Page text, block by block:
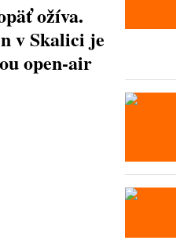
ožíva.
v Skalici je
open-air